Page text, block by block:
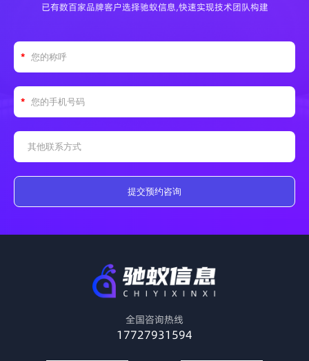
已有数百家品牌客户选择驰蚁信息,快速实现技术团队构建
提交预约咨询
全国咨询热线
17727931594